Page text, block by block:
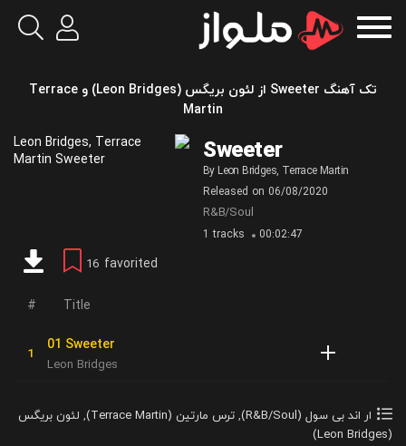
تک آهنگ Sweeter از لئون بریگس (Leon Bridges) و Terrace
Martin
Sweeter
By Leon Bridges, Terrace Martin
Released on 06/08/2020
R&B/Soul
1 tracks 00:02:47
16 favorited
Title
01 Sweeter
Leon Bridges
ار اند بی سول (R&B/Soul) , ترس مارتین (Terrace Martin) , لئون بریگس
(Leon Bridges)